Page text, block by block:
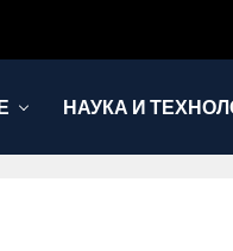
НАУКА И